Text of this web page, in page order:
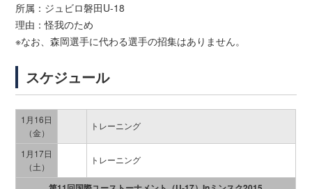
所属：ジュビロ磐田U-18
理由：怪我のため
※なお、森岡選手に代わる選手の招集はありません。
スケジュール
1月16日
（金）
トレーニング
1月17日
（土）
トレーニング